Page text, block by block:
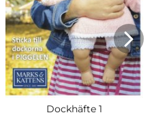
Dockhäfte 1